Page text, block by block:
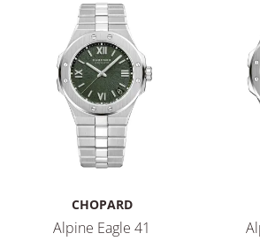
CHOPARD
Alpine Eagle 41